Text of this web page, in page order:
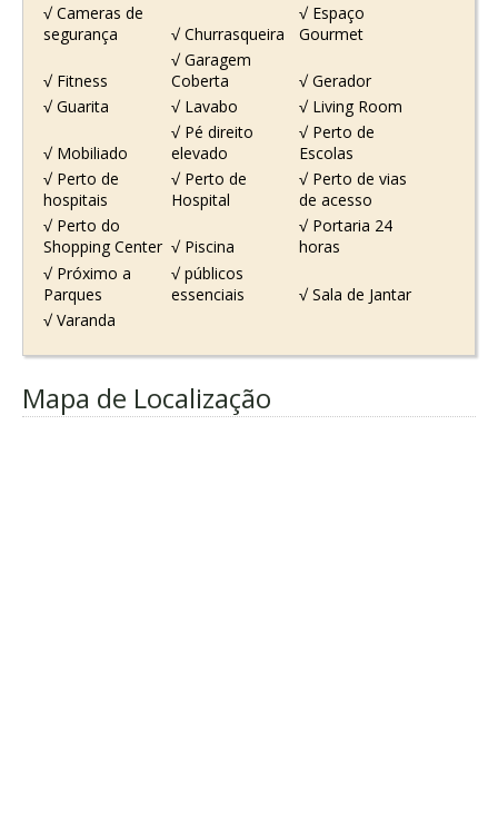
√ Cameras de
segurança
√ Churrasqueira
√ Espaço
Gourmet
√ Fitness
√ Garagem
Coberta
√ Gerador
√ Guarita
√ Lavabo √ Living Room
√ Mobiliado
√ Pé direito
elevado
√ Perto de
Escolas
√ Perto de
hospitais
√ Perto de
Hospital
√ Perto de vias
de acesso
√ Perto do
Shopping Center √ Piscina
√ Portaria 24
horas
√ Próximo a
Parques
√ públicos
essenciais
√ Sala de Jantar
√ Varanda
Mapa de Localização